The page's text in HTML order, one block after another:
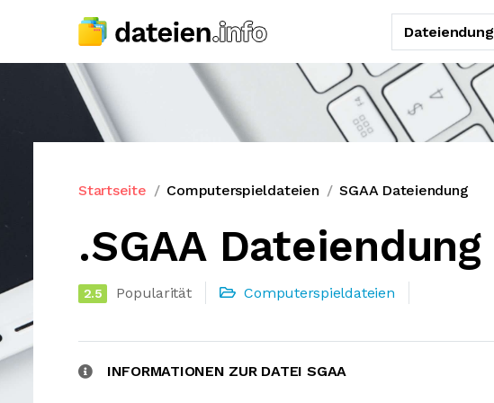
Dateiendung
Startseite Computerspieldateien SGAA Dateiendung
.SGAA Dateiendung
2.5 Popularität Computerspieldateien
INFORMATIONEN ZUR DATEI SGAA